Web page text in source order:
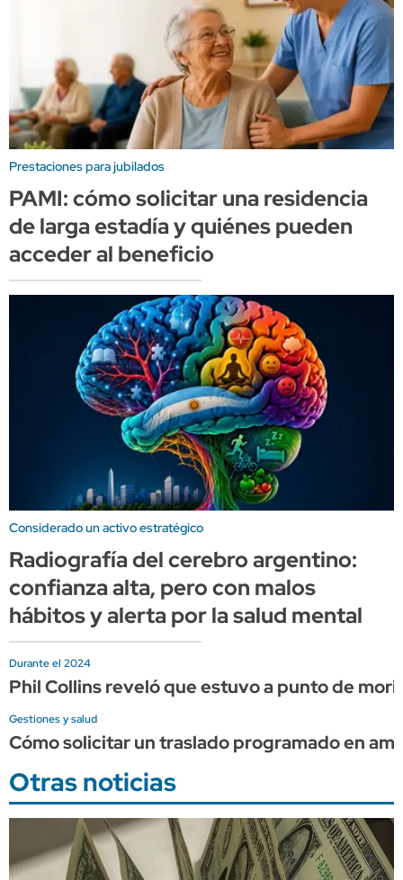
Prestaciones para jubilados
PAMI: cómo solicitar una residencia
de larga estadía y quiénes pueden
acceder al beneficio
Considerado un activo estratégico
Radiografía del cerebro argentino:
confianza alta, pero con malos
hábitos y alerta por la salud mental
Durante el 2024
Phil Collins reveló que estuvo a punto de
Gestiones y salud
Cómo solicitar un traslado programado en
Otras noticias